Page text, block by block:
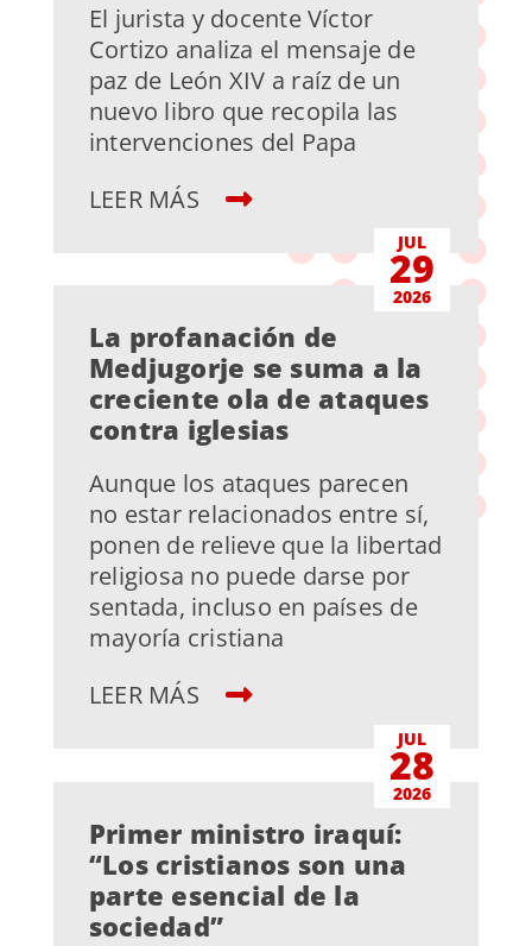
El jurista y docente Víctor
Cortizo analiza el mensaje de
paz de León XIV a raíz de un
nuevo libro que recopila las
intervenciones del Papa
LEER MÁS
JUL
29
2026
La profanación de
Medjugorje se suma a la
creciente ola de ataques
contra iglesias
Aunque los ataques parecen
no estar relacionados entre sí,
ponen de relieve que la libertad
religiosa no puede darse por
sentada, incluso en países de
mayoría cristiana
LEER MÁS
JUL
28
2026
Primer ministro iraquí:
“Los cristianos son una
parte esencial de la
sociedad”